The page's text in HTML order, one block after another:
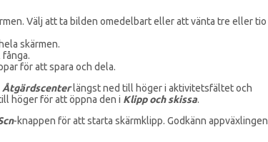
Välj att ta bilden omedelbart eller att vänta tre eller tio
skärmen.
för att spara och dela.
Åtgärdscenterlängst ned till höger i aktivitetsfältet och
höger för att öppna den i Klipp och skissa.
-knappen för att starta skärmklipp. Godkänn appväxlingen